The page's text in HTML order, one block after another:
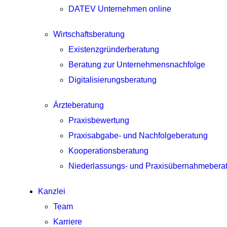
DATEV Unternehmen online
Wirtschaftsberatung
Existenzgründerberatung
Beratung zur Unternehmensnachfolge
Digitalisierungsberatung
Ärzteberatung
Praxisbewertung
Praxisabgabe- und Nachfolgeberatung
Kooperationsberatung
Niederlassungs- und
Kanzlei
Team
Karriere